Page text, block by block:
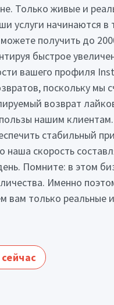
Только живые и
услуги начинаются в
получить до
быстрое
вашего профиля
поскольку мы
возврат
нашим
стабильный
наша скорость
Помните: в этом
Именно
вам только реальные